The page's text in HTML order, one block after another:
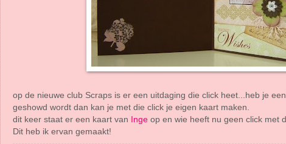
op de nieuwe club Scraps is er een uitdaging die click heet...heb je
geshowd wordt dan kan je met die click je eigen kaart maken.
dit keer staat er een kaart van
Inge op en wie heeft nu geen click met
Dit heb ik ervan gemaakt!